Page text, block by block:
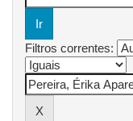
Filtros correntes: